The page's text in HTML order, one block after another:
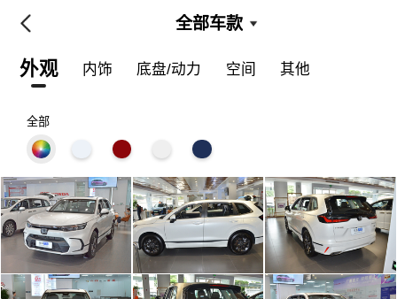
全部车款
外观 内饰 底盘/动力 空间 其他
全部